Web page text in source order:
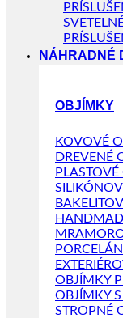
NÁHRADNÉ
OBJÍMKY
KOVOVÉ
DREVENÉ
OBJÍMKY
OBJÍMKY
STROPNÉ